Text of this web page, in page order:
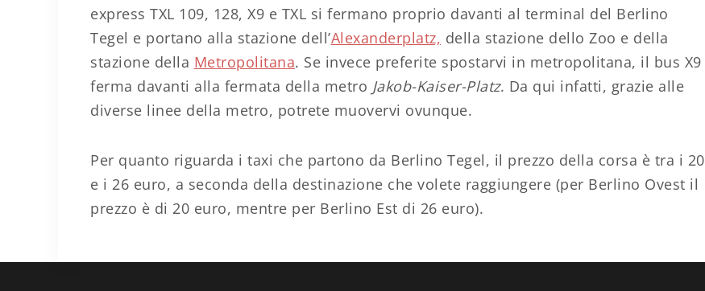
express TXL 109, 128, X9 e TXL si fermano proprio davanti al terminal del Berlino
Tegel e portano alla stazione dell’Alexanderplatz, della stazione dello Zoo e della
stazione della Metropolitana. Se invece preferite spostarvi in metropolitana, il bus X9
ferma davanti alla fermata della metro Jakob-Kaiser-Platz. Da qui infatti, grazie alle
diverse linee della metro, potrete muovervi ovunque.
Per quanto riguarda i taxi che partono da Berlino Tegel, il prezzo della corsa è tra i 20
e i 26 euro, a seconda della destinazione che volete raggiungere (per Berlino Ovest il
prezzo è di 20 euro, mentre per Berlino Est di 26 euro).